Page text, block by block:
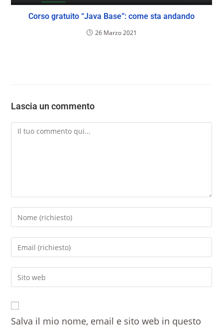
Corso gratuito “Java Base”: come sta andando
26 Marzo 2021
Lascia un commento
Salva il mio nome, email e sito web in questo